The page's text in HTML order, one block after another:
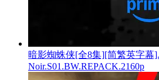
暗影蜘蛛侠[全8集][简繁英字幕
Noir.S01.BW.REPACK.2160p